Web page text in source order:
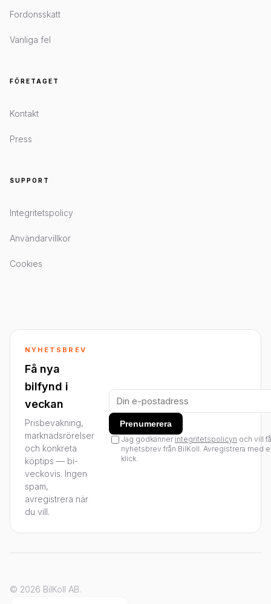
Fordonsskatt
Vanliga fel
FÖRETAGET
Kontakt
Press
SUPPORT
Integritetspolicy
Användarvillkor
Cookies
NYHETSBREV
Få nya
bilfynd i
veckan
Prisbevakning,
marknadsrörelser
och konkreta
köptips — bi-
veckovis. Ingen
spam,
avregistrera när
du vill.
Prenumerera
Jag godkänner integritetspolicyn och vill få
nyhetsbrev från BilKoll. Avregistrera med
klick.
© 2026 BilKoll AB.